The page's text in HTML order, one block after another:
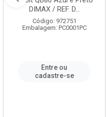
DIMAX / REF. D...
Código: 972751
Embalagem: PC0001PC
Entre ou
cadastre-se